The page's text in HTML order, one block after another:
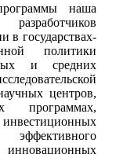
наша
в государствах-
политики
и средних
центров,
программах,
эффективного